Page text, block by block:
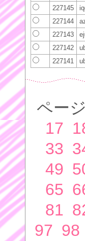
227145
227144
227143
227142
227141
ペー
17
33
49
65
81
97 98